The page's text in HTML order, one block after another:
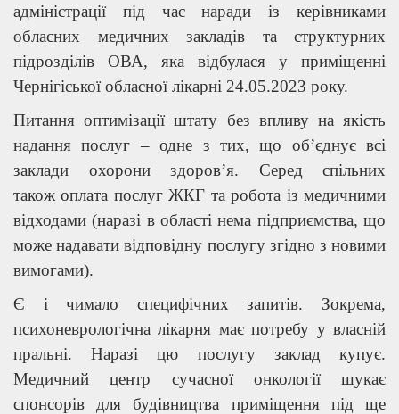
адміністрації під час наради із керівниками
обласних медичних закладів та структурних
підрозділів ОВА, яка відбулася у приміщенні
Чернігіської обласної лікарні 24.05.2023 року.
Питання оптимізації штату без впливу на якість
надання послуг – одне з тих, що об’єднує всі
заклади охорони здоров’я. Серед спільних
також оплата послуг ЖКГ та робота із медичними
відходами (наразі в області нема підприємства, що
може надавати відповідну послугу згідно з новими
вимогами).
Є і чимало специфічних запитів. Зокрема,
психоневрологічна лікарня має потребу у власній
пральні. Наразі цю послугу заклад купує.
Медичний центр сучасної онкології шукає
спонсорів для будівництва приміщення під ще